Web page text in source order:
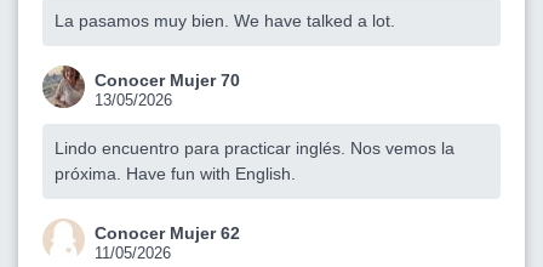
La pasamos muy bien. We have talked a lot.
Conocer Mujer 70
13/05/2026
Lindo encuentro para practicar inglés. Nos vemos la
próxima. Have fun with English.
Conocer Mujer 62
11/05/2026